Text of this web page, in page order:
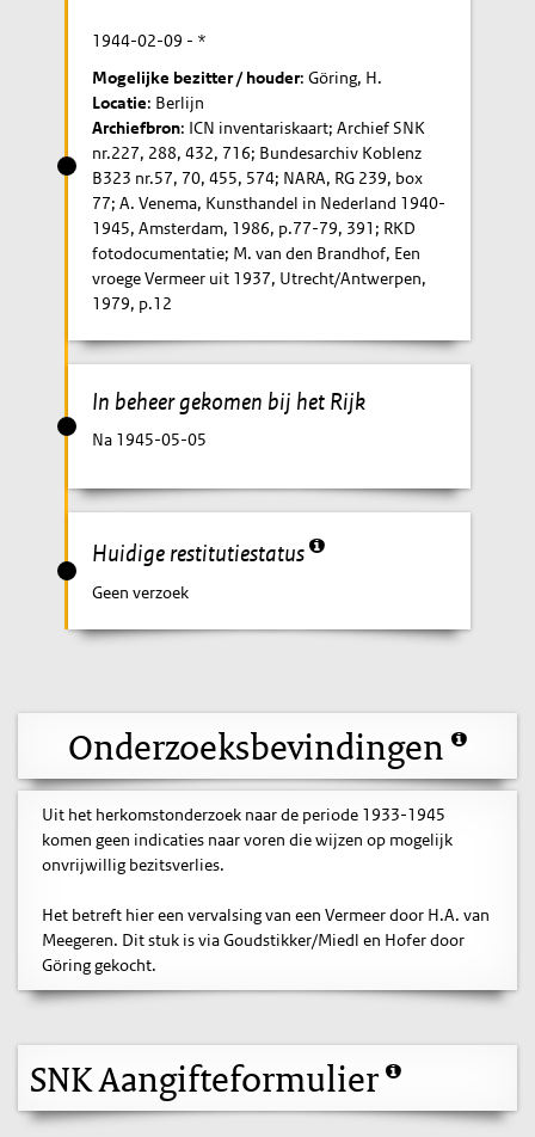
1944-02-09 - *
Mogelijke bezitter / houder: Göring, H.
Locatie: Berlijn
Archiefbron: ICN inventariskaart; Archief SNK
nr.227, 288, 432, 716; Bundesarchiv Koblenz
B323 nr.57, 70, 455, 574; NARA, RG 239, box
77; A. Venema, Kunsthandel in Nederland 1940-
1945, Amsterdam, 1986, p.77-79, 391; RKD
fotodocumentatie; M. van den Brandhof, Een
vroege Vermeer uit 1937, Utrecht/Antwerpen,
1979, p.12
In beheer gekomen bij het Rijk
Na 1945-05-05
Huidige restitutiestatus
Geen verzoek
Onderzoeksbevindingen
Uit het herkomstonderzoek naar de periode 1933-1945
komen geen indicaties naar voren die wijzen op mogelijk
onvrijwillig bezitsverlies.
Het betreft hier een vervalsing van een Vermeer door H.A. van
Meegeren. Dit stuk is via Goudstikker/Miedl en Hofer door
Göring gekocht.
SNK Aangifteformulier